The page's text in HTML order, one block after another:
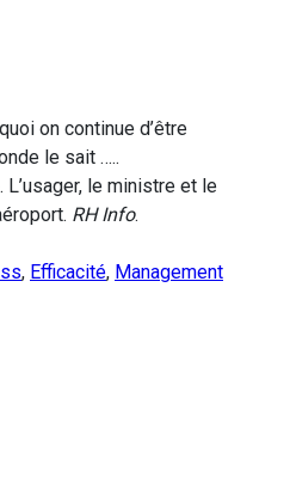
on continue d’être
le sait …..
L’usager, le ministre et le
RH Info.
, Efficacité, Management